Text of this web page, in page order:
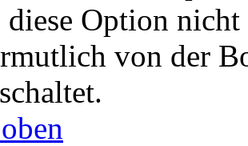
diese Option
von der